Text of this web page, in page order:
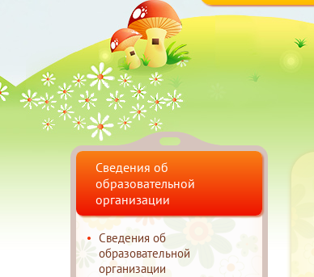
Сведения об
образовательной
организации
Сведения об
образовательной
организации